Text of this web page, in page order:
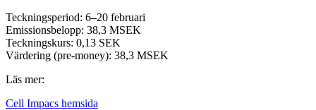
Teckningsperiod: 6–20 februari
Emissionsbelopp: 38,3 MSEK
Teckningskurs: 0,13 SEK
Värdering (pre-money): 38,3 MSEK
Läs mer:
Cell Impacs hemsida